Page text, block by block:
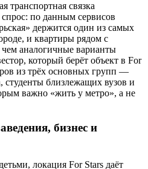
транспортная связка
по данным сервисов
держится один из самых
и квартиры рядом с
аналогичные варианты
который берёт объект в For
из трёх основных групп —
близлежащих вузов и
важно «жить у метро», а не
бизнес и
локация For Stars даёт